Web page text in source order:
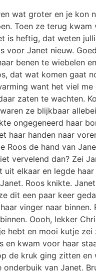
wat groter en je kon
Toen ze terug kwam
is heftig, dat weten
voor Janet nieuw.
benen te wiebelen
dat wat komen gaat
want het viel
zaten te wachten.
ze blijkbaar
ongegeneerd haar
haar handen naar
Roos de hand van
vervelend dan? Zei
uit elkaar en legde
Roos knikte.
dit een paar keer
vinger naar binnen.
Oooh, lekker
hebt en mooi kutje zei
kwam voor haar
de kruk ging zitten en
van Janet.